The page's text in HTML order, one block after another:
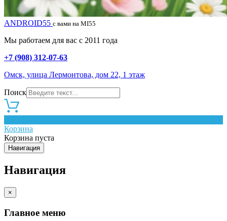
ANDROID55 с вами на MI55
Мы работаем для вас с 2011 года
+7 (908) 312-07-63
Омск, улица Лермонтова, дом 22, 1 этаж
Поиск
Корзина
Корзина пуста
Навигация
Навигация
×
Главное меню